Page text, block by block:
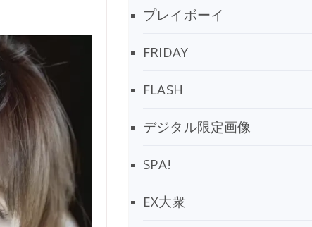
プレイボーイ
FRIDAY
FLASH
デジタル限定画像
SPA!
EX大衆